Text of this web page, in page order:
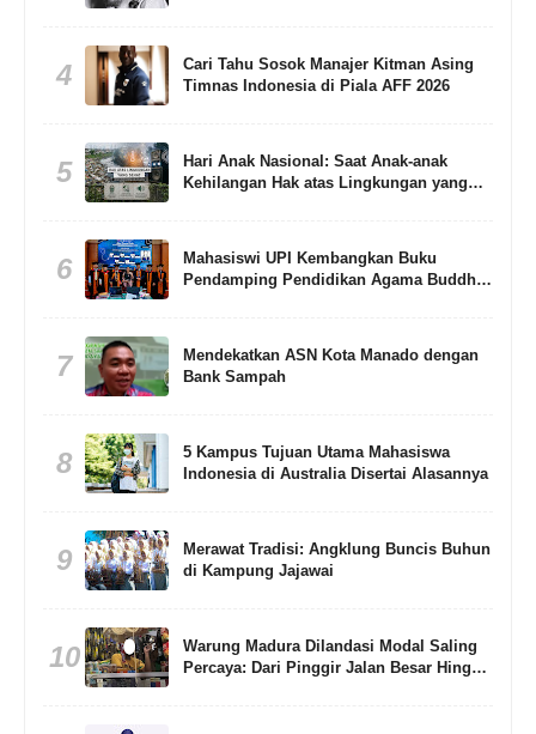
4
Cari Tahu Sosok Manajer Kitman Asing
Timnas Indonesia di Piala AFF 2026
5
Hari Anak Nasional: Saat Anak-anak
Kehilangan Hak atas Lingkungan yang
6
Mahasiswi UPI Kembangkan Buku
Pendamping Pendidikan Agama Buddha
7
Mendekatkan ASN Kota Manado dengan
Bank Sampah
8
5 Kampus Tujuan Utama Mahasiswa
Indonesia di Australia Disertai Alasannya
9
Merawat Tradisi: Angklung Buncis Buhun
di Kampung Jajawai
10
Warung Madura Dilandasi Modal Saling
Percaya: Dari Pinggir Jalan Besar Hingga